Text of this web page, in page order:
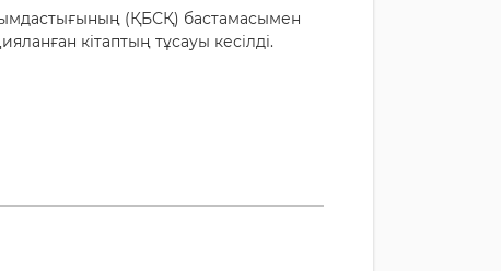
(ҚБСҚ) бастамасымен
кітаптың тұсауы кесілді.